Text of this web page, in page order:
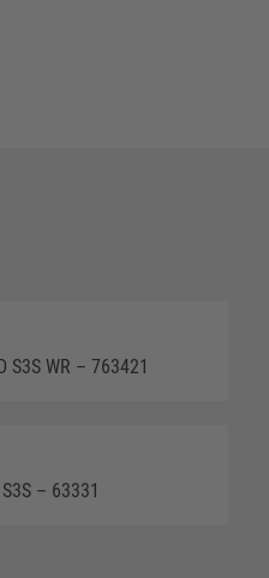
S3S WR – 763421
– 63331